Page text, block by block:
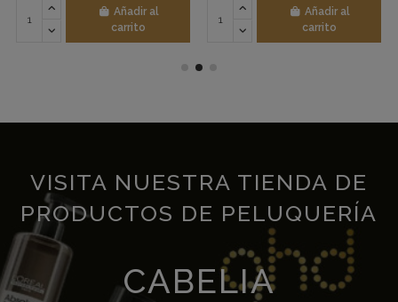
Añadir al
carrito
Añadir al
carrito
VISITA NUESTRA TIENDA DE
PRODUCTOS DE PELUQUERÍA
CABELIA